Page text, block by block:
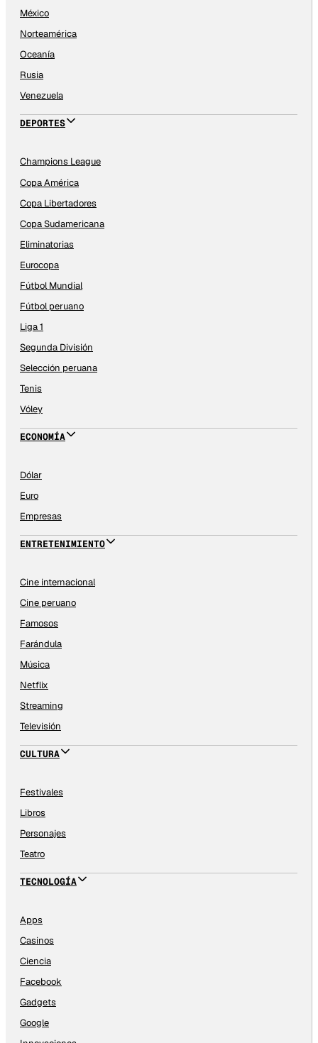
México
Norteamérica
Oceanía
Rusia
Venezuela
DEPORTES
Champions League
Copa América
Copa Libertadores
Copa Sudamericana
Eliminatorias
Eurocopa
Fútbol Mundial
Fútbol peruano
Liga 1
Segunda División
Selección peruana
Tenis
Vóley
ECONOMÍA
Dólar
Euro
Empresas
ENTRETENIMIENTO
Cine internacional
Cine peruano
Famosos
Farándula
Música
Netflix
Streaming
Televisión
CULTURA
Festivales
Libros
Personajes
Teatro
TECNOLOGÍA
Apps
Casinos
Ciencia
Facebook
Gadgets
Google